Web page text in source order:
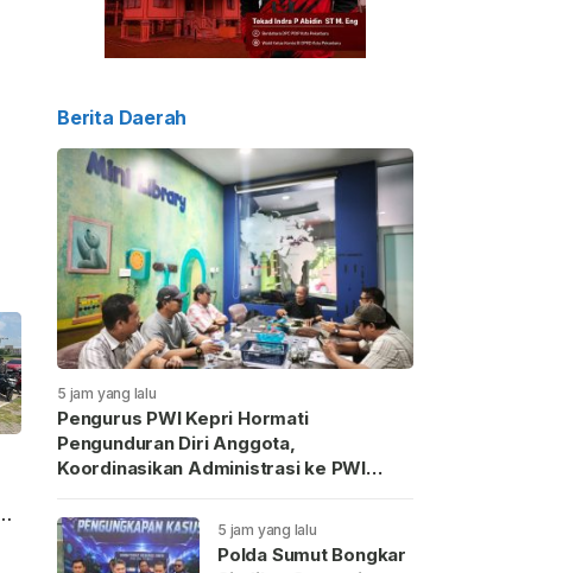
Berita Daerah
5 jam yang lalu
Pengurus PWI Kepri Hormati
Pengunduran Diri Anggota,
Koordinasikan Administrasi ke PWI
5 jam yang lalu
Polda Sumut Bongkar